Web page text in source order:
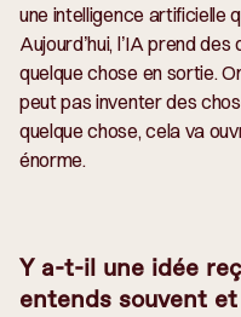
une intelligence artificielle
Aujourd’hui, l’IA prend
quelque chose en sortie.
peut pas inventer des
quelque chose, cela va
énorme.
Y a-t-il une idée
entends souvent